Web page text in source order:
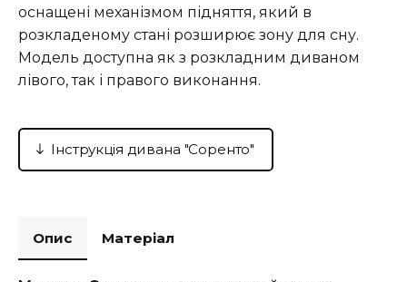
оснащені механізмом підняття, який в
розкладеному стані розширює зону для сну.
Модель доступна як з розкладним диваном
лівого, так і правого виконання.
Інструкція дивана "Соренто"
Опис Матеріал